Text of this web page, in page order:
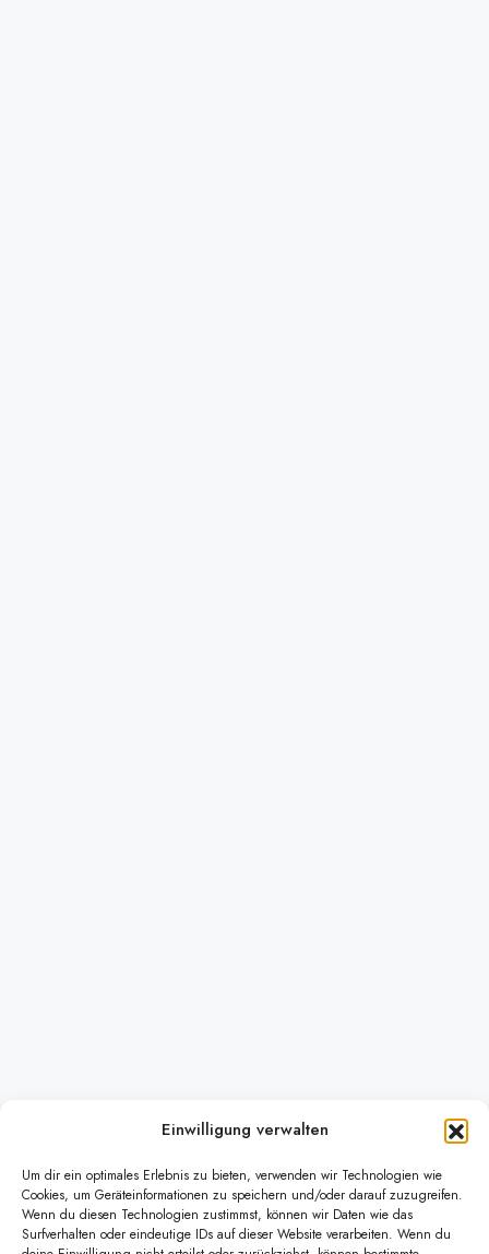
Einwilligung verwalten
Um dir ein optimales Erlebnis zu bieten, verwenden wir Technologien wie
Cookies, um Geräteinformationen zu speichern und/oder darauf zuzugreifen.
Wenn du diesen Technologien zustimmst, können wir Daten wie das
Surfverhalten oder eindeutige IDs auf dieser Website verarbeiten. Wenn du